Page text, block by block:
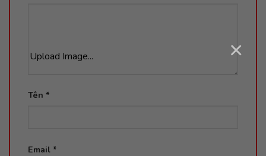
Upload Image... ×
Tên *
Email *